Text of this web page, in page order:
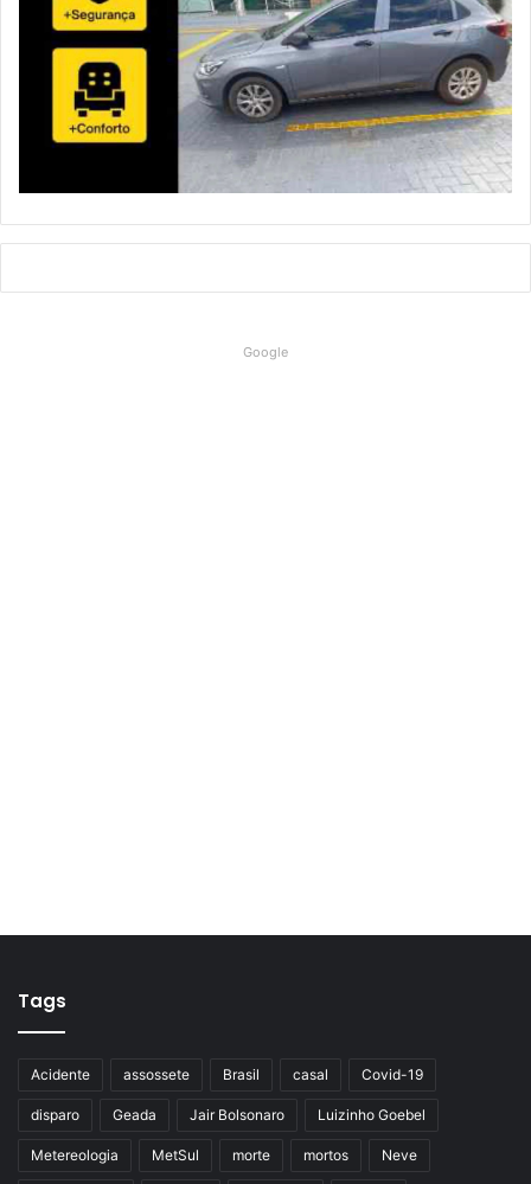
Google
Tags
Acidente assossete Brasil casal Covid-19
disparo Geada Jair Bolsonaro Luizinho Goebel
Metereologia MetSul morte mortos Neve